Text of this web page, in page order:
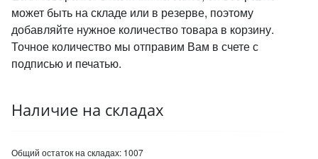
может быть на складе или в резерве, поэтому
добавляйте нужное количество товара в корзину.
Точное количество мы отправим Вам в счете с
подписью и печатью.
Наличие на складах
Общий остаток на складах: 1007